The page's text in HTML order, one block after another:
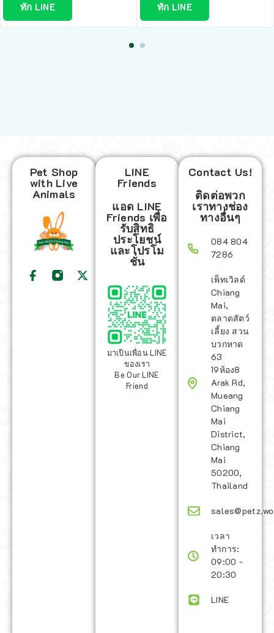
ทัก LINE ทัก LINE
Pet Shop
with Live
Animals
LINE
Friends
แอด LINE
Friends เพื่อ
รับสิทธิ
ประโยชน์
และโปรโม
ชั่น
มาเป็นเพื่อน LINE
ของเรา
Be Our LINE
Friend
Contact Us!
ติดต่อพวก
เราทางช่อง
ทางอื่นๆ
084 804
7286
เพ็ทเวิลด์
Chiang
Mai,
ตลาดสัตว์
เลี้ยง สวน
บวกหาด
63
19ห้อง8
Arak Rd,
Mueang
Chiang
Mai
District,
Chiang
Mai
50200,
Thailand
เวลา
ทำการ:
09:00 -
20:30
LINE